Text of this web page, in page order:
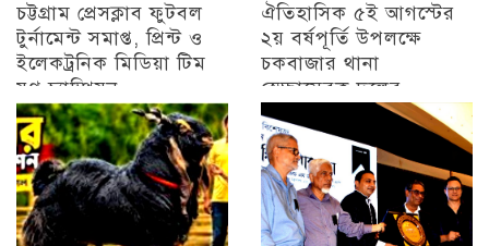
চট্টগ্রাম প্রেসক্লাব ফুটবল
টুর্নামেন্ট সমাপ্ত, প্রিন্ট ও
ইলেকট্রনিক মিডিয়া টিম
যুগ্ন চ্যাম্পিয়ন
চট্টগ্রাম
ঐতিহাসিক ৫ই আগস্টের
২য় বর্ষপূর্তি উপলক্ষে
চকবাজার থানা
স্বেচ্ছাসেবক দলের
প্রামাণ্যচিত্র প্রদর্শন ও
বিজয় মিছিল
চট্টগ্রাম